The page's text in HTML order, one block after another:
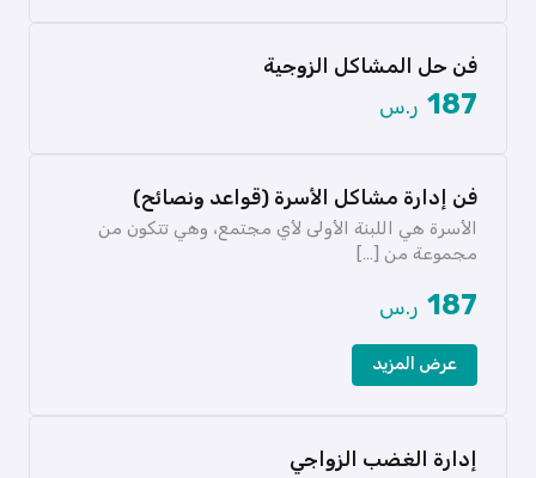
عرض المزيد
المشكلات الزوجية تعد من أكثر القضايا تعقيدًا
عرض المزيد
فن حل المشاكل الزوجية
187 ر.س
فن إدارة مشاكل الأسرة (قواعد ونصائح)
الأسرة هي اللبنة الأولى لأي مجتمع، وهي تتكون من
مجموعة من […]
187 ر.س
عرض المزيد
إدارة الغضب الزواجي